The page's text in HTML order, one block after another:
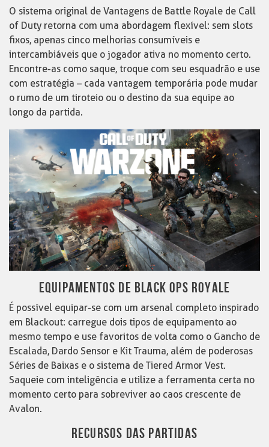
O sistema original de Vantagens de Battle Royale de Call
of Duty retorna com uma abordagem flexível: sem slots
fixos, apenas cinco melhorias consumíveis e
intercambiáveis que o jogador ativa no momento certo.
Encontre-as como saque, troque com seu esquadrão e use
com estratégia – cada vantagem temporária pode mudar
o rumo de um tiroteio ou o destino da sua equipe ao
longo da partida.
EQUIPAMENTOS DE BLACK OPS ROYALE
É possível equipar-se com um arsenal completo inspirado
em Blackout: carregue dois tipos de equipamento ao
mesmo tempo e use favoritos de volta como o Gancho de
Escalada, Dardo Sensor e Kit Trauma, além de poderosas
Séries de Baixas e o sistema de Tiered Armor Vest.
Saqueie com inteligência e utilize a ferramenta certa no
momento certo para sobreviver ao caos crescente de
Avalon.
RECURSOS DAS PARTIDAS